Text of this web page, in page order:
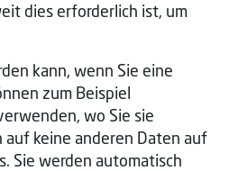
dies erforderlich ist, um
kann, wenn Sie eine
zum Beispiel
wo Sie sie
auf keine anderen Daten auf
Sie werden automatisch